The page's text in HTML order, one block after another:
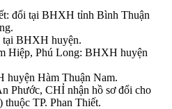
đổi tại BHXH tỉnh Bình Thuận
tại BHXH huyện.
Hiệp, Phú Long: BHXH huyện
huyện Hàm Thuận Nam.
Phước, CHỈ nhận hồ sơ đổi cho
TP. Phan Thiết.